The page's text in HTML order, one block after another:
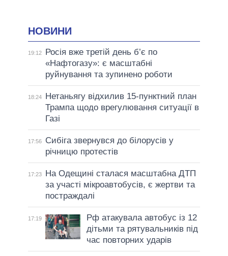
НОВИНИ
19:12
Росія вже третій день б’є по
«Нафтогазу»: є масштабні
руйнування та зупинено роботи
18:24
Нетаньягу відхилив 15-пунктний план
Трампа щодо врегулювання ситуації в
Газі
17:56
Сибіга звернувся до білорусів у
річницю протестів
17:23
На Одещині сталася масштабна ДТП
за участі мікроавтобусів, є жертви та
постраждалі
17:19
Рф атакувала автобус із 12
дітьми та рятувальників під
час повторних ударів